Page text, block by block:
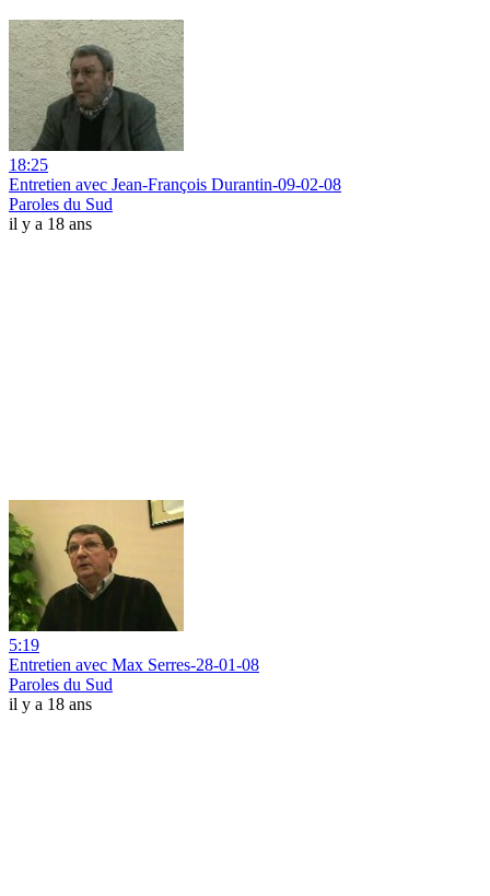
18:25
Entretien avec Jean-François Durantin-09-02-08
Paroles du Sud
il y a 18 ans
5:19
Entretien avec Max Serres-28-01-08
Paroles du Sud
il y a 18 ans